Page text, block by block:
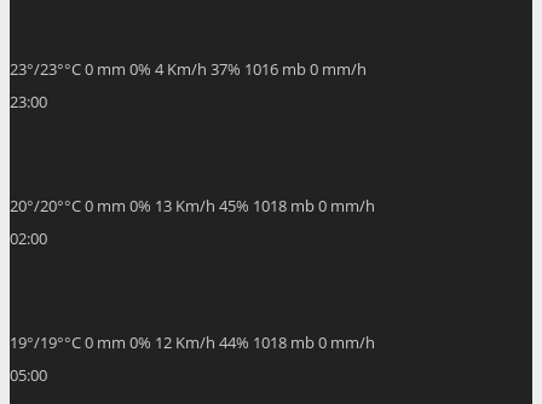
23°/23°°C0 mm 0% 4 Km/h 37% 1016 mb0 mm/h
23:00
20°/20°°C0 mm 0% 13 Km/h 45% 1018 mb0 mm/h
02:00
19°/19°°C0 mm 0% 12 Km/h 44% 1018 mb0 mm/h
05:00